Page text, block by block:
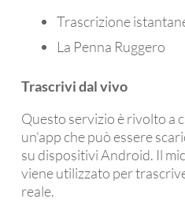
Trascrizione
La Penna Ruggero
Trascrivi dal vivo
Questo servizio è rivolto a
un'app che può essere
su dispositivi Android. Il
viene utilizzato per
reale.